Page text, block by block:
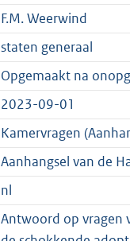
F.M. Weerwind
staten generaal
Opgemaakt na
2023-09-01
Kamervragen
Aanhangsel van de
nl
Antwoord op vragen